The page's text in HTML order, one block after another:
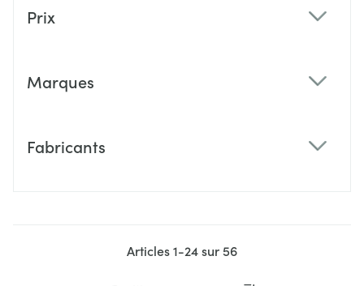
Prix
Marques
Fabricants
Articles1-24sur56